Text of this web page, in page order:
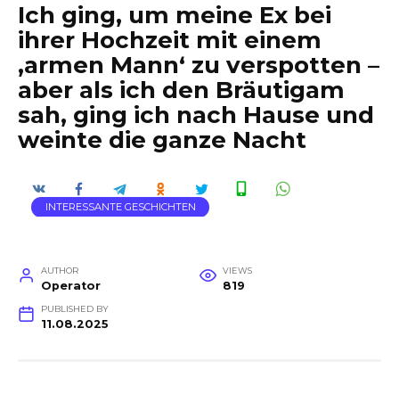
Ich ging, um meine Ex bei
ihrer Hochzeit mit einem
‚armen Mann‘ zu verspotten –
aber als ich den Bräutigam
sah, ging ich nach Hause und
weinte die ganze Nacht
INTERESSANTE GESCHICHTEN
AUTHOR
Operator
VIEWS
819
PUBLISHED BY
11.08.2025